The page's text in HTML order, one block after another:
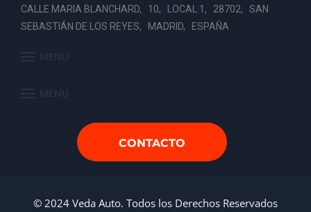
CALLE MARIA BLANCHARD, 10, LOCAL 1, 28702, SAN
SEBASTIÁN DE LOS REYES, MADRID, ESPAÑA
MENU
MENU
CONTACTO
© 2024 Veda Auto. Todos los Derechos Reservados